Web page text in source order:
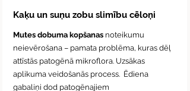
Kaķu un suņu zobu slimību cēloņi
Mutes dobuma kopšanas noteikumu
neievērošana – pamata problēma, kuras dēļ
attīstās patogēnā mikroflora. Uzsākas
aplikuma veidošanās process.  Ēdiena
gabaliņi dod patogēnajiem